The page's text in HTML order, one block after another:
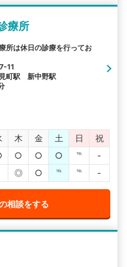
療所
所は休日の診療を行ってお
11
町駅 新中野駅
木 金 土 日
祝
○ ○ ○ ℡
-
◎ ○ ℡ ℡ -
相談をする